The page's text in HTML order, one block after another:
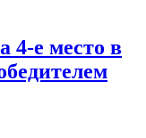
4-е место в